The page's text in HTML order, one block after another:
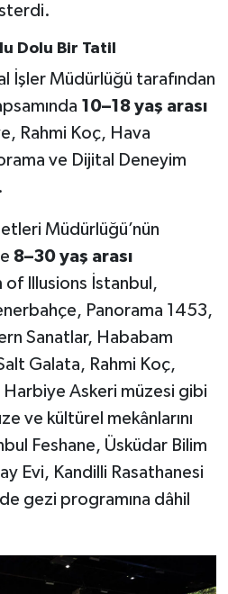
Dolu Bir Tatil
İşler Müdürlüğü tarafından
10–18 yaş arası
Rahmi Koç, Hava
ve Dijital Deneyim
Müdürlüğü’nün
8–30 yaş arası
of Illusions İstanbul,
Panorama 1453,
Sanatlar, Hababam
Salt Galata, Rahmi Koç,
Askeri müzesi gibi
ve kültürel mekânlarını
Feshane, Üsküdar Bilim
Evi, Kandilli Rasathanesi
gezi programına dâhil